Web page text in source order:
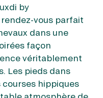
by
rendez-vous parfait
dans une
façon
véritablement
Les pieds dans
courses hippiques